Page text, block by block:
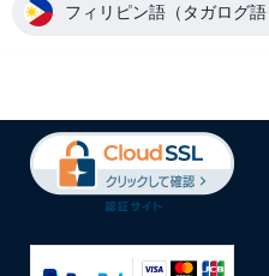
フィリピン語（タガログ語